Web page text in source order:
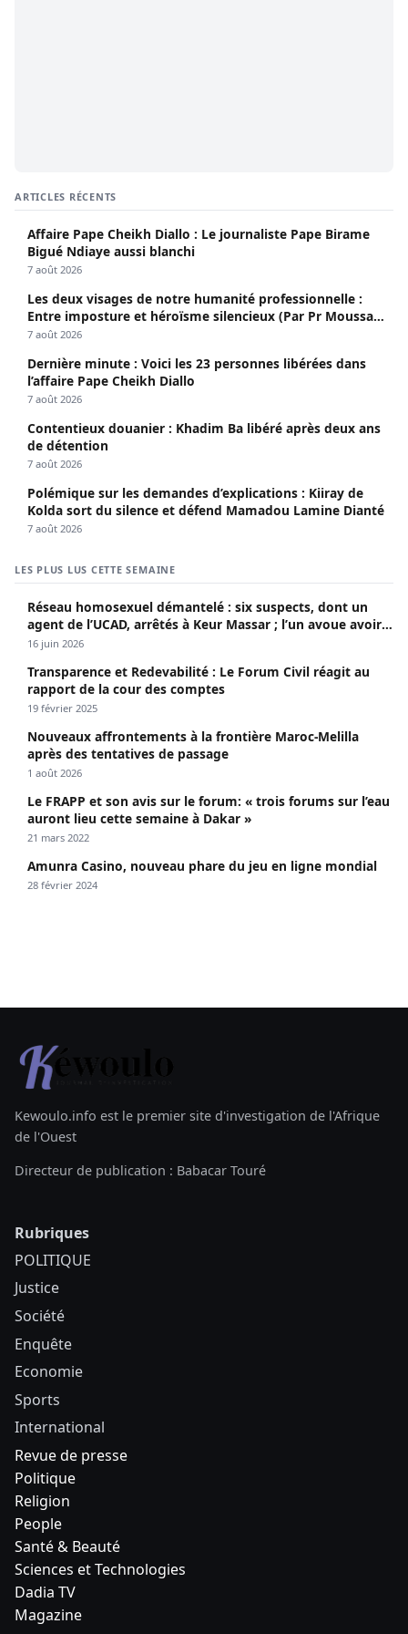
ARTICLES RÉCENTS
Affaire Pape Cheikh Diallo : Le journaliste Pape Birame
Bigué Ndiaye aussi blanchi
7 août 2026
Les deux visages de notre humanité professionnelle :
Entre imposture et héroïsme silencieux (Par Pr Moussa
Seydi)
7 août 2026
Dernière minute : Voici les 23 personnes libérées dans
l’affaire Pape Cheikh Diallo
7 août 2026
Contentieux douanier : Khadim Ba libéré après deux ans
de détention
7 août 2026
Polémique sur les demandes d’explications : Kiiray de
Kolda sort du silence et défend Mamadou Lamine Dianté
7 août 2026
LES PLUS LUS CETTE SEMAINE
Réseau homosexuel démantelé : six suspects, dont un
agent de l’UCAD, arrêtés à Keur Massar ; l’un avoue avoir
propagé le VIH depuis 2018
16 juin 2026
Transparence et Redevabilité : Le Forum Civil réagit au
rapport de la cour des comptes
19 février 2025
Nouveaux affrontements à la frontière Maroc-Melilla
après des tentatives de passage
1 août 2026
Le FRAPP et son avis sur le forum: « trois forums sur l’eau
auront lieu cette semaine à Dakar »
21 mars 2022
Amunra Casino, nouveau phare du jeu en ligne mondial
28 février 2024
Kewoulo.info est le premier site d'investigation de l'Afrique
de l'Ouest
Directeur de publication : Babacar Touré
Rubriques
POLITIQUE
Justice
Société
Enquête
Economie
Sports
International
Revue de presse
Politique
Religion
People
Santé & Beauté
Sciences et Technologies
Dadia TV
Magazine